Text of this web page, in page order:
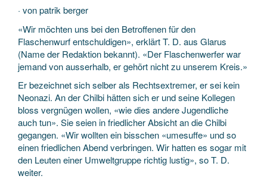
· von patrik berger
«Wir möchten uns bei den Betroffenen für den
Flaschenwurf entschuldigen», erklärt T. D. aus Glarus
(Name der Redaktion bekannt). «Der Flaschenwerfer war
jemand von ausserhalb, er gehört nicht zu unserem Kreis.»
Er bezeichnet sich selber als Rechtsextremer, er sei kein
Neonazi. An der Chilbi hätten sich er und seine Kollegen
bloss vergnügen wollen, «wie dies andere Jugendliche
auch tun». Sie seien in friedlicher Absicht an die Chilbi
gegangen. «Wir wollten ein bisschen «umesuffe» und so
einen friedlichen Abend verbringen. Wir hatten es sogar mit
den Leuten einer Umweltgruppe richtig lustig», so T. D.
weiter.